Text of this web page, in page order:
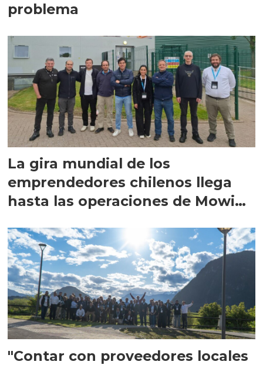
problema
La gira mundial de los
emprendedores chilenos llega
hasta las operaciones de Mowi
"Contar con proveedores locales